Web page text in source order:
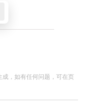
，如有任何问题，可在页